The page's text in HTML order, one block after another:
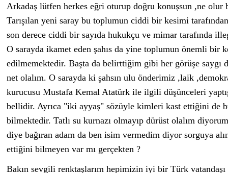
Arkadaş lütfen herkes eğri oturup doğru konuşsun ,ne olur
Tarışılan yeni saray bu toplumun ciddi bir kesimi
son derece ciddi bir sayıda hukukçu ve mimar tarafında
O sarayda ikamet eden şahıs da yine toplumun önemli bir
edilmemektedir. Başta da belirttiğim gibi her görüşe saygı
net olalım. O sarayda ki şahsın ulu önderimiz ,laik
kurucusu Mustafa Kemal Atatürk ile ilgili düşünceleri
bellidir. Ayrıca "iki ayyaş" sözüyle kimleri kast ettiğini de
bilmektedir. Tatlı su kurnazı olmayıp dürüst olalım
diye bağıran adam da ben isim vermedim diyor sorguya
ettiğini bilmeyen var mı gerçekten ?
Bakın sevgili renktaşlarım hepimizin iyi bir Türk